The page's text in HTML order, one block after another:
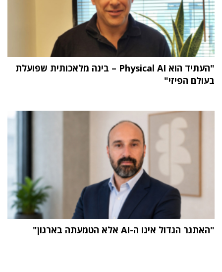
"העתיד הוא Physical AI – בינה מלאכותית שפועלת
בעולם הפיזי"
"האתגר הגדול אינו ה-AI אלא הטמעתה בארגון"